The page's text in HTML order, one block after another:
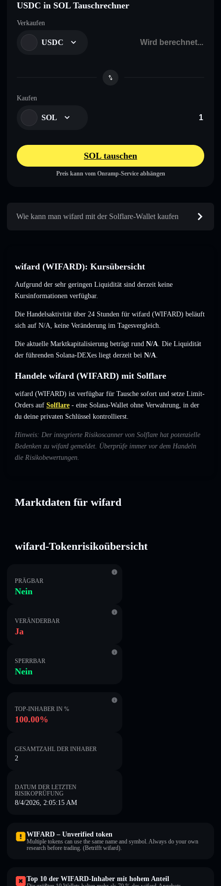
USDC in SOL Tauschrechner
Verkaufen
USDC
Kaufen
SOL
SOL tauschen
Preis kann vom Onramp-Service abhängen
Wie kann man wifard mit der Solflare-Wallet kaufen
wifard (WIFARD): Kursübersicht
Aufgrund der sehr geringen Liquidität sind derzeit keine
Kursinformationen verfügbar.
Die Handelsaktivität über 24 Stunden für wifard (WIFARD) beläuft
sich auf N/A, keine Veränderung im Tagesvergleich.
Die aktuelle Marktkapitalisierung beträgt rund N/A. Die Liquidität
der führenden Solana-DEXes liegt derzeit bei N/A.
Handele wifard (WIFARD) mit Solflare
wifard (WIFARD) ist verfügbar für Tausche sofort und setze Limit-
Orders auf Solflare - eine Solana-Wallet ohne Verwahrung, in der
du deine privaten Schlüssel kontrollierst.
Hinweis: Der integrierte Risikoscanner von Solflare hat potenzielle
Bedenken zu wifard gemeldet. Überprüfe immer vor dem Handeln
die Risikobewertungen.
Marktdaten für wifard
wifard-Tokenrisikoübersicht
PRÄGBAR
Nein
VERÄNDERBAR
Ja
SPERRBAR
Nein
TOP-INHABER IN %
100.00%
GESAMTZAHL DER INHABER
2
DATUM DER LETZTEN
RISIKOPRÜFUNG
8/4/2026, 2:05:15 AM
WIFARD – Unverified token
Multiple tokens can use the same name and symbol. Always do your own
research before trading. (Betrifft wifard).
Top 10 der WIFARD-Inhaber mit hohem Anteil